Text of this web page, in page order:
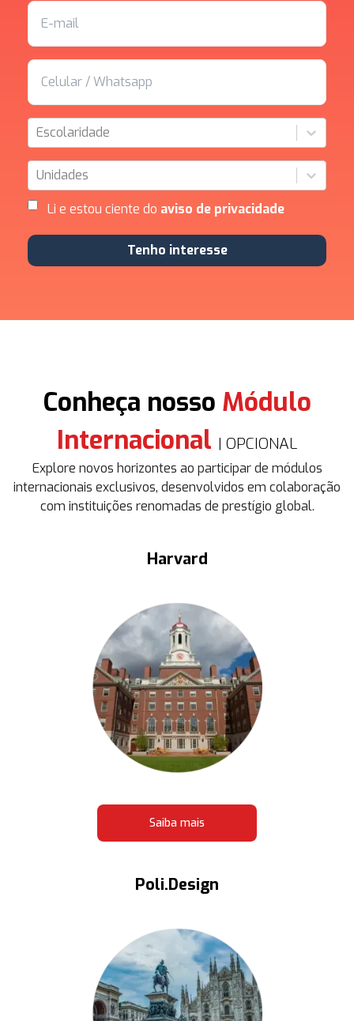
Escolaridade
Unidades
Li e estou ciente do aviso de privacidade
Tenho interesse
Conheça nosso Módulo
Internacional | OPCIONAL
Explore novos horizontes ao participar de módulos
internacionais exclusivos, desenvolvidos em colaboração
com instituições renomadas de prestígio global.
Harvard
Saiba mais
Poli.Design